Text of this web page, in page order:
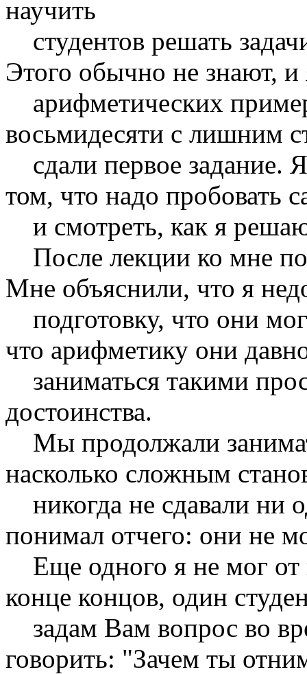
научить
студентов решать
Этого обычно не знают, и
арифметических
восьмидесяти с лишним
сдали первое задание.
том, что надо пробовать
и смотреть, как я
После лекции ко мне
Мне объяснили, что я
подготовку, что они
что арифметику они
заниматься такими
достоинства.
Мы продолжали
насколько сложным
никогда не сдавали ни
понимал отчего: они не
Еще одного я не мог от
конце концов, один
задам Вам вопрос во
говорить: "Зачем ты